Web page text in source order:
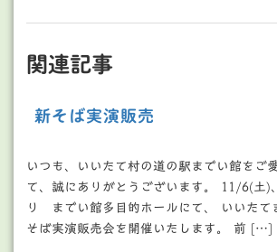
関連記事
新そば実演販売
いつも、いいたて村の道の駅までい館をご
て、誠にありがとうございます。 11/6(土)
り までい館多目的ホールにて、 いいたて
そば実演販売会を開催いたします。 前 […]